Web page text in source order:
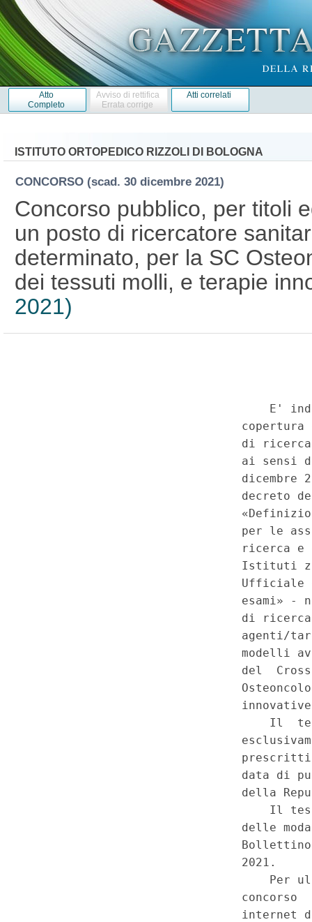
Atto
Completo
Avviso di rettifica
Errata corrige
Atti correlati
ISTITUTO ORTOPEDICO RIZZOLI DI BOLOGNA
CONCORSO (scad. 30 dicembre 2021)
Concorso pubblico, per titoli
un posto di ricercatore
determinato, per la SC
dei tessuti molli, e terapie
2021)